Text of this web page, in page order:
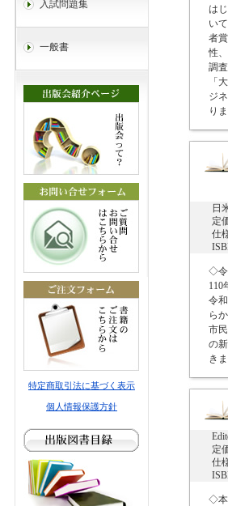
は
い
者
性
調
「
ジ
り
日
定
仕
◇令
110
令
ら
市
の
き
定
仕
◇本
入試問題集
一般書
特定商取引法に基づく表示
個人情報保護方針